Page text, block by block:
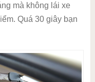
mà không lái xe
Quá 30 giây bạn